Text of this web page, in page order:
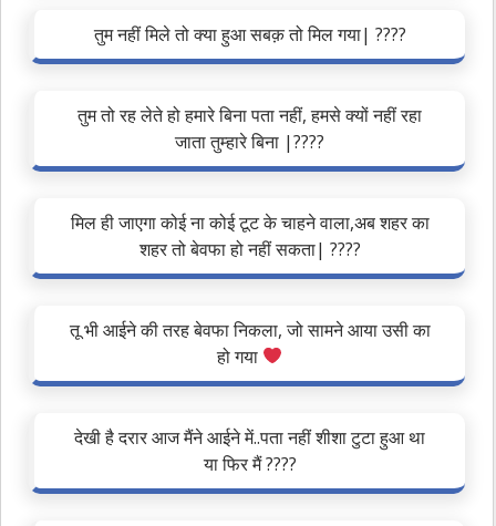
तुम नहीं मिले तो क्या हुआ सबक़ तो मिल गया| ????
तुम तो रह लेते हो हमारे बिना पता नहीं, हमसे क्यों नहीं रहा
जाता तुम्हारे बिना |????
मिल ही जाएगा कोई ना कोई टूट के चाहने वाला,अब शहर का
शहर तो बेवफा हो नहीं सकता| ????
तू भी आईने की तरह बेवफा निकला, जो सामने आया उसी का
हो गया
देखी है दरार आज मैंने आईने में..पता नहीं शीशा टुटा हुआ था
या फिर मैं ????